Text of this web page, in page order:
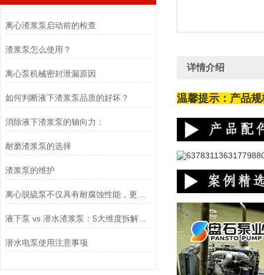
离心渣浆泵启动前的检查
渣浆泵怎么使用？
离心泵机械密封泄漏原因
如何判断液下渣浆泵品质的好坏？
消除液下渣浆泵的轴向力：
耐磨渣浆泵的选择
渣浆泵的维护
液下泵 vs 潜水渣浆泵：5大维度拆解密封、散热与选型成本
潜水电泵使用注意事项
详情介绍
温馨提示：产品